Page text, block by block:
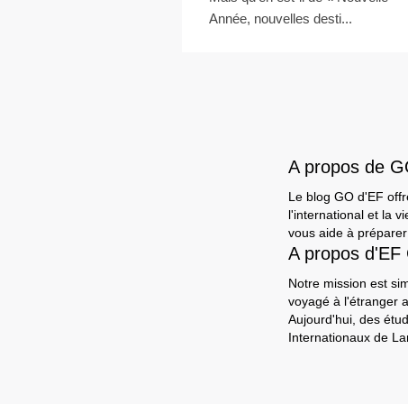
Année, nouvelles desti...
A propos de
Le blog GO d'EF
l'international et la
vous aide à
A propos d'EF
Notre mission est
voyagé à l'étranger
Aujourd'hui, des
Internationaux de